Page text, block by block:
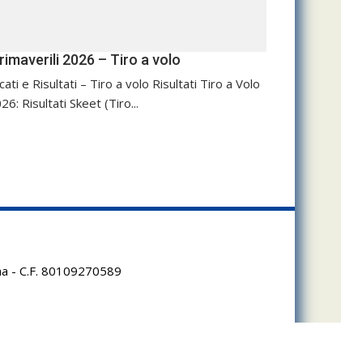
2026 – Tiro a volo
e Risultati – Tiro a volo Risultati Tiro a Volo
Risultati Skeet (Tiro...
- C.F. 80109270589